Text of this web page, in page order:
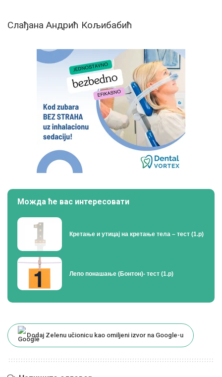
Слађана Андрић Кољибабић
Можда ће вас интересовати
Кретање и утицај на кретање тела – тест (1.р)
Лепо понашање (Бонтон)- тест (1.р)
Dodaj Zelenu učionicu kao omiljeni izvor na Google-u